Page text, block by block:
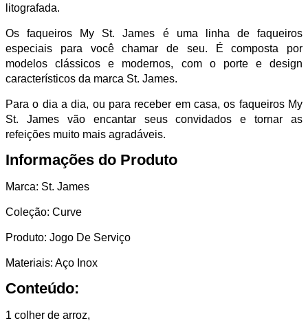
litografada.
Os faqueiros My St. James é uma linha de faqueiros
especiais para você chamar de seu. É composta por
modelos clássicos e modernos, com o porte e design
característicos da marca St. James.
Para o dia a dia, ou para receber em casa, os faqueiros My
St. James vão encantar seus convidados e tornar as
refeições muito mais agradáveis.
Informações do Produto
Marca: St. James
Coleção: Curve
Produto: Jogo De Serviço
Materiais: Aço Inox
Conteúdo:
1 colher de arroz,